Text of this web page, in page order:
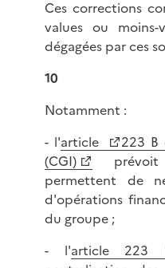
Ces corrections
values ou
dégagées par ces
10
Notamment :
- l'article
223 B
(CGI)
permettent de
d'opérations
du groupe ;
- l'article 223